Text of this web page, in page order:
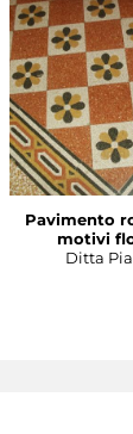
Pavimento
motivi
Ditta